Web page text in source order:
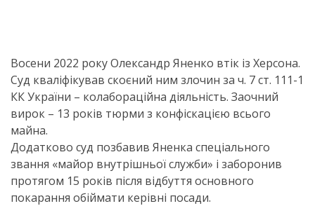
Восени 2022 року Олександр Яненко втік із Херсона.
Суд кваліфікував скоєний ним злочин за ч. 7 ст. 111-1
КК України – колабораційна діяльність. Заочний
вирок – 13 років тюрми з конфіскацією всього
майна.
Додатково суд позбавив Яненка спеціального
звання «майор внутрішньої служби» і заборонив
протягом 15 років після відбуття основного
покарання обіймати керівні посади.